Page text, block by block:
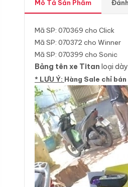
Mô Tả Sản Phẩm
Mã SP: 070369 cho Click
Mã SP: 070372 cho Winner
Mã SP: 070399 cho Sonic
Bảng tên xe Titan loại
* LƯU Ý: Hàng Sale chỉ